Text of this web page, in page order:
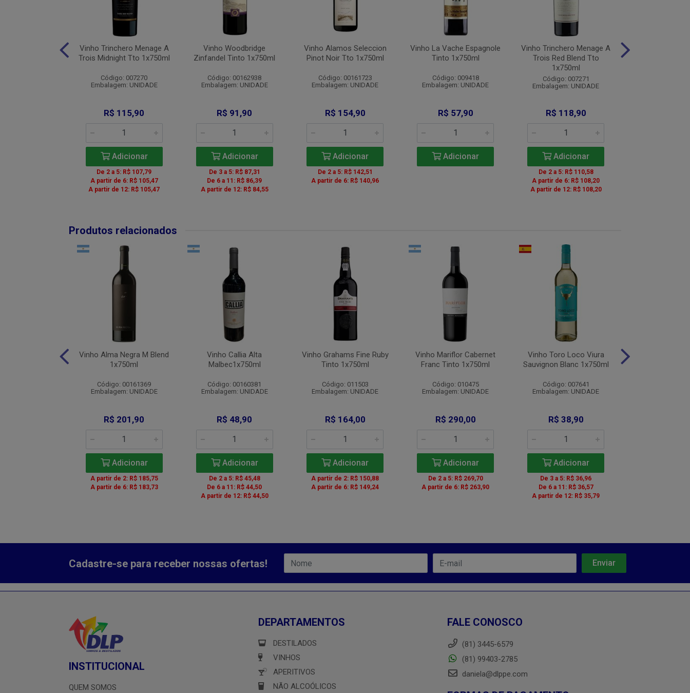
Vinho Trinchero Menage A
Trois Midnight Tto 1x750ml
Código: 007270
Embalagem: UNIDADE
R$ 115,90
Adicionar
De 2 a 5: R$ 107,79
A partir de 6: R$ 105,47
A partir de 12: R$ 105,47
Vinho Woodbridge
Zinfandel Tinto 1x750ml
Código: 00162938
Embalagem: UNIDADE
R$ 91,90
Adicionar
De 3 a 5: R$ 87,31
De 6 a 11: R$ 86,39
A partir de 12: R$ 84,55
Vinho Alamos Seleccion
Pinot Noir Tto 1x750ml
Código: 00161723
Embalagem: UNIDADE
R$ 154,90
Adicionar
De 2 a 5: R$ 142,51
A partir de 6: R$ 140,96
Vinho La Vache Espagnole
Tinto 1x750ml
Código: 009418
Embalagem: UNIDADE
R$ 57,90
Adicionar
Vinho Trinchero Menage A
Trois Red Blend Tto
1x750ml
Código: 007271
Embalagem: UNIDADE
R$ 118,90
Adicionar
De 2 a 5: R$ 110,58
A partir de 6: R$ 108,20
A partir de 12: R$ 108,20
Produtos relacionados
Vinho Alma Negra M Blend
1x750ml
Código: 00161369
Embalagem: UNIDADE
R$ 201,90
Adicionar
A partir de 2: R$ 185,75
A partir de 6: R$ 183,73
Vinho Callia Alta
Malbec1x750ml
Código: 00160381
Embalagem: UNIDADE
R$ 48,90
Adicionar
De 2 a 5: R$ 45,48
De 6 a 11: R$ 44,50
A partir de 12: R$ 44,50
Vinho Grahams Fine Ruby
Tinto 1x750ml
Código: 011503
Embalagem: UNIDADE
R$ 164,00
Adicionar
A partir de 2: R$ 150,88
A partir de 6: R$ 149,24
Vinho Mariflor Cabernet
Franc Tinto 1x750ml
Código: 010475
Embalagem: UNIDADE
R$ 290,00
Adicionar
De 2 a 5: R$ 269,70
A partir de 6: R$ 263,90
Vinho Toro Loco Viura
Sauvignon Blanc 1x750ml
Código: 007641
Embalagem: UNIDADE
R$ 38,90
Adicionar
De 3 a 5: R$ 36,96
De 6 a 11: R$ 36,57
A partir de 12: R$ 35,79
Cadastre-se para receber nossas ofertas!
INSTITUCIONAL
QUEM SOMOS
DEPARTAMENTOS
DESTILADOS
VINHOS
APERITIVOS
NÃO ALCOÓLICOS
FALE CONOSCO
(81) 3445-6579
(81) 99403-2785
daniela@dlppe.com